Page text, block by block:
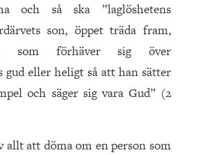
och så ska
”laglöshetens
son, öppet träda fram,
som förhäver sig över
gud eller heligt så att han sätter
och säger sig vara Gud” (2
allt att döma om en person som